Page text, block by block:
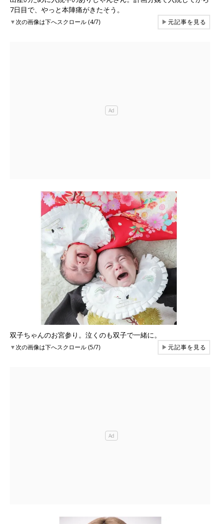
7日目で、やっと本陣痛がきたそう。
▼次の画像は下へスクロール (4/7) ▶元記事を見る
双子ちゃんのお宮参り。泣くのも双子で一緒に。
▼次の画像は下へスクロール (5/7) ▶元記事を見る